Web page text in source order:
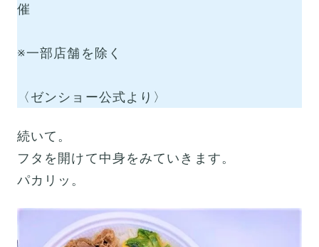
催
※一部店舗を除く
〈ゼンショー公式より〉
続いて。
フタを開けて中身をみていきます。
パカリッ。